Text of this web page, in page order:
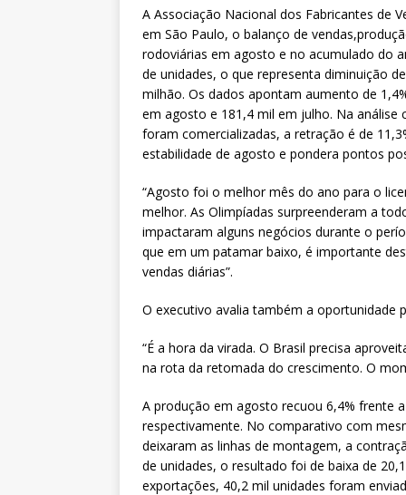
at
s
A
p
p
ai
l
ar
e
A Associação Nacional dos Fabricantes de
em São Paulo, o balanço de
rodoviárias em agosto e no acumulado do
de unidades, o que representa diminuição
milhão. Os dados apontam aumento de
em agosto e 181,4 mil em julho. Na
foram comercializadas, a retração é de
estabilidade de agosto e pondera pontos
“Agosto foi o melhor mês do ano para o
melhor. As Olimpíadas surpreenderam a
impactaram alguns negócios durante o
que em um patamar baixo, é importante
vendas diárias”.
O executivo avalia também a oportunidade
“É a hora da virada. O Brasil precisa
na rota da retomada do crescimento. O
A produção em agosto recuou 6,4% frente
respectivamente. No comparativo com
deixaram as linhas de montagem, a
de unidades, o resultado foi de baixa de
exportações, 40,2 mil unidades foram